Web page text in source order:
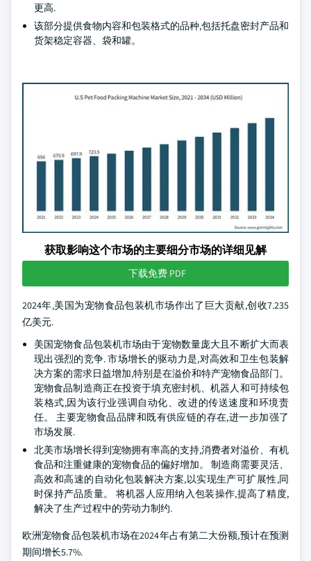
更高.
该部分提供食物内容和包装格式的品种,包括托盘密封产品和
货架稳定容器、袋和罐。
获取影响这个市场的主要细分市场的详细见解
下载免费 PDF
2024年,美国为宠物食品包装机市场作出了巨大贡献,创收7.235
亿美元.
美国宠物食品包装机市场由于宠物数量庞大且不断扩大而表
现出强烈的竞争. 市场增长的驱动力是,对高效和卫生包装解
决方案的需求日益增加,特别是在溢价和特产宠物食品部门。
宠物食品制造商正在投资于填充密封机、机器人和可持续包
装格式,因为该行业强调自动化、改进的传送速度和环境责
任。 主要宠物食品品牌和既有供应链的存在,进一步加强了
市场发展.
北美市场增长得到宠物拥有率高的支持,消费者对溢价、有机
食品和注重健康的宠物食品的偏好增加。 制造商需要灵活、
高效和高速的自动化包装解决方案,以实现生产可扩展性,同
时保持产品质量。 将机器人应用纳入包装操作,提高了精度,
解决了生产过程中的劳动力制约.
欧洲宠物食品包装机市场在2024年占有第二大份额,预计在预测
期间增长5.7%.